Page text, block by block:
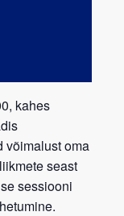
kahes
võimalust oma
seast
sessiooni